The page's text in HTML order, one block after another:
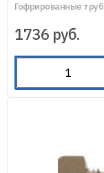
Гофрированные
1736 руб.